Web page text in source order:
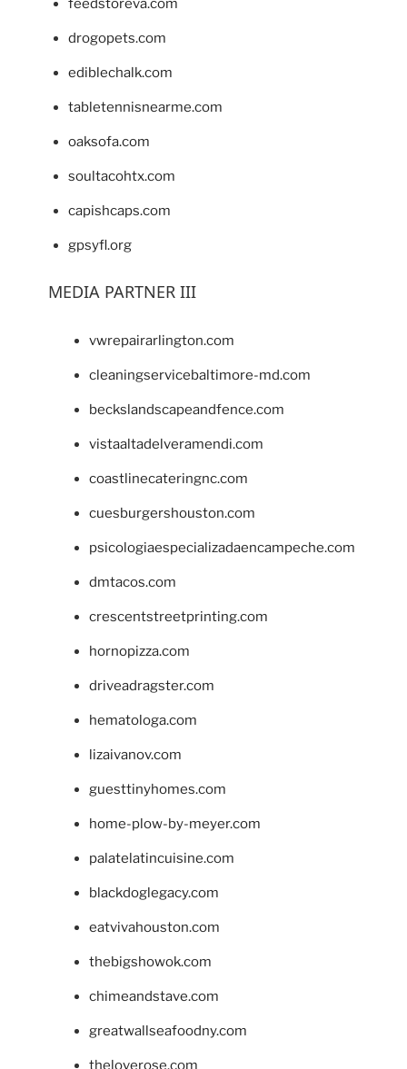
feedstoreva.com
drogopets.com
ediblechalk.com
tabletennisnearme.com
oaksofa.com
soultacohtx.com
capishcaps.com
gpsyfl.org
MEDIA PARTNER III
vwrepairarlington.com
cleaningservicebaltimore-md.com
beckslandscapeandfence.com
vistaaltadelveramendi.com
coastlinecateringnc.com
cuesburgershouston.com
psicologiaespecializadaencampeche.com
dmtacos.com
crescentstreetprinting.com
hornopizza.com
driveadragster.com
hematologa.com
lizaivanov.com
guesttinyhomes.com
home-plow-by-meyer.com
palatelatincuisine.com
blackdoglegacy.com
eatvivahouston.com
thebigshowok.com
chimeandstave.com
greatwallseafoodny.com
theloverose.com